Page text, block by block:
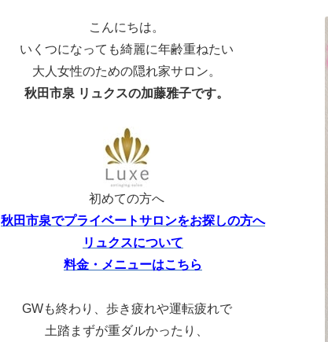
こんにちは。
いくつになっても綺麗に年齢重ねたい
大人女性のための隠れ家サロン。
秋田市泉 リュクスの加藤雅子です。
初めての方へ
秋田市泉でプライベートサロンをお探しの方へ
リュクスについて
料金・メニューはこちら
GWも終わり、歩き疲れや運転疲れで
土踏まずが重ダルかったり、